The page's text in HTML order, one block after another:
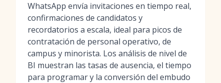
WhatsApp envía invitaciones en tiempo real,
confirmaciones de candidatos y
recordatorios a escala, ideal para picos de
contratación de personal operativo, de
campus y minorista. Los análisis de nivel de
BI muestran las tasas de ausencia, el tiempo
para programar y la conversión del embudo